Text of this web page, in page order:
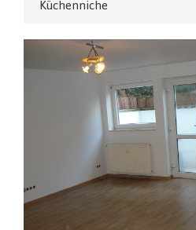
Küchenniche